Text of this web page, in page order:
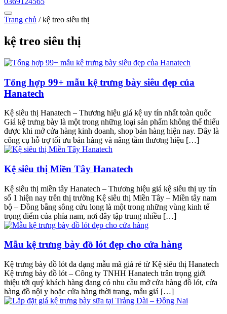
Trang chủ /kệ treo siêu thị
kệ treo siêu thị
Tổng hợp 99+ mẫu kệ trưng bày siêu đẹp của
Hanatech
Kệ siêu thị Hanatech – Thương hiệu giá kệ uy tín nhất toàn quốc
Giá kệ trưng bày là một trong những loại sản phẩm không thể thiếu
được khi mở cửa hàng kinh doanh, shop bán hàng hiện nay. Đây là
công cụ hỗ trợ tối ưu bán hàng và nâng tầm thương hiệu […]
Kệ siêu thị Miền Tây Hanatech
Kệ siêu thị miền tây Hanatech – Thương hiệu giá kệ siêu thị uy tín
số 1 hiện nay trên thị trường Kệ siêu thị Miền Tây – Miền tây nam
bộ – Đồng bằng sông cửu long là một trong những vùng kinh tế
trọng điểm của phía nam, nơi đây tập trung nhiều […]
Mẫu kệ trưng bày đồ lót đẹp cho cửa hàng
Kệ trưng bày đồ lót đa dạng mẫu mã giá rẻ từ Kệ siêu thị Hanatech
Kệ trưng bày đồ lót – Công ty TNHH Hanatech trân trọng giới
thiệu tới quý khách hàng đang có nhu cầu mở cửa hàng đồ lót, cửa
hàng đồ nội y hoặc cửa hàng thời trang, mẫu giá […]